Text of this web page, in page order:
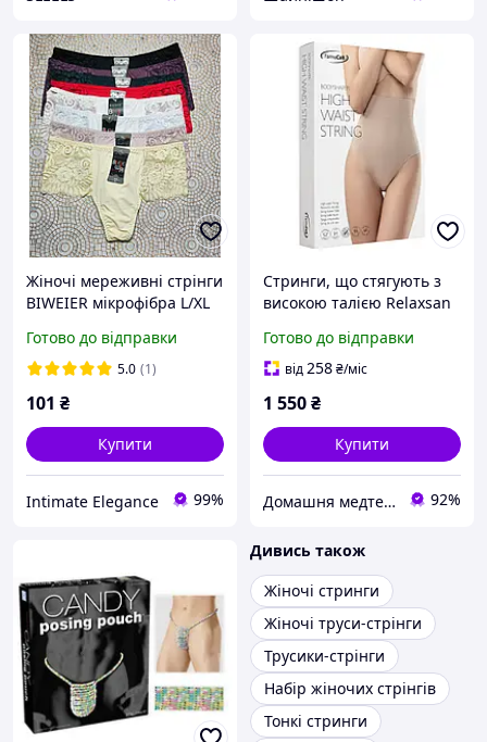
Жіночі мереживні стрінги
BIWEIER мікрофібра L/XL
Готово до відправки
5.0 (1)
101 ₴
Купити
Intimate Elegance 99%
Стринги, що стягують з
високою талією Relaxsan
Бежеві (600)
Готово до відправки
від258₴/міс
1 550₴
Купити
Домашня медтехніка та ортопедичні товари 92%
Дивись також
Жіночі стринги
Жіночі труси-стрінги
Трусики-стрінги
Набір жіночих стрінгів
Тонкі стринги